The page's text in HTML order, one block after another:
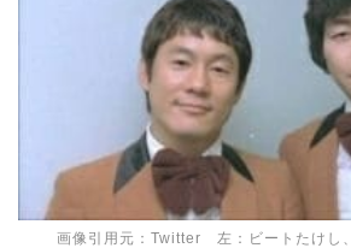
画像引用元：Twitter 左：ビートたけし